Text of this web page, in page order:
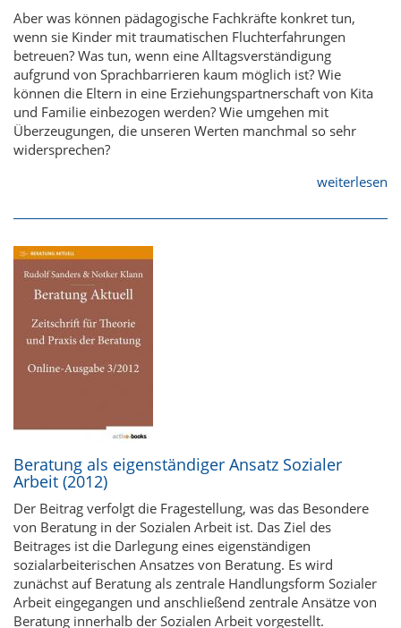
Aber was können pädagogische Fachkräfte konkret tun,
wenn sie Kinder mit traumatischen Fluchterfahrungen
betreuen? Was tun, wenn eine Alltagsverständigung
aufgrund von Sprachbarrieren kaum möglich ist? Wie
können die Eltern in eine Erziehungspartnerschaft von Kita
und Familie einbezogen werden? Wie umgehen mit
Überzeugungen, die unseren Werten manchmal so sehr
widersprechen?
weiterlesen
Beratung als eigenständiger Ansatz Sozialer
Arbeit (2012)
Der Beitrag verfolgt die Fragestellung, was das Besondere
von Beratung in der Sozialen Arbeit ist. Das Ziel des
Beitrages ist die Darlegung eines eigenständigen
sozialarbeiterischen Ansatzes von Beratung. Es wird
zunächst auf Beratung als zentrale Handlungsform Sozialer
Arbeit eingegangen und anschließend zentrale Ansätze von
Beratung innerhalb der Sozialen Arbeit vorgestellt.